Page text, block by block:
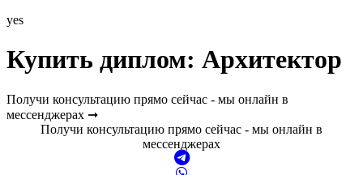
yes
Купить диплом: Архитектор
Получи консультацию прямо сейчас - мы онлайн в
мессенджерах ➞
Получи консультацию прямо сейчас - мы онлайн в
мессенджерах